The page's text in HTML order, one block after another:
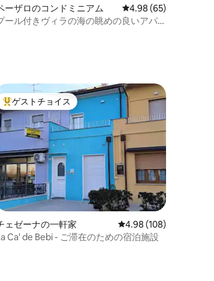
ーザロのコンドミニアム レビュー65件、5つ星
4.98 (65)
ール付きヴィラの海の眺めの良いアパ
大好評のゲストチョイスです。
ゲストチョイス
ェゼーナの一軒家 レビュー108件、5つ
4.98 (108)
Ca' de Bebi - ご滞在のための宿泊施設